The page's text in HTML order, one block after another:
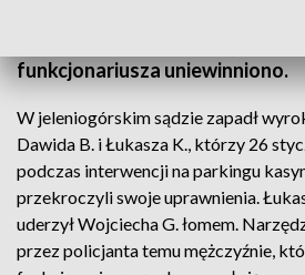
funkcjonariusza uniewinniono.
W jeleniogórskim sądzie zapadł
Dawida B. i Łukasza K., którzy 26
podczas interwencji na parkingu
przekroczyli swoje uprawnienia.
uderzył Wojciecha G. łomem.
przez policjanta temu mężczyźnie,